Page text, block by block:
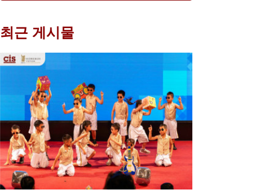
최근 게시물